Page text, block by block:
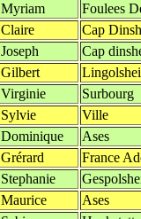
Myriam
Foulees
Claire
Cap
Joseph
Cap
Gilbert
Virginie
Surbourg
Sylvie
Ville
Dominique
Ases
Grérard
France
Stephanie
Maurice
Ases